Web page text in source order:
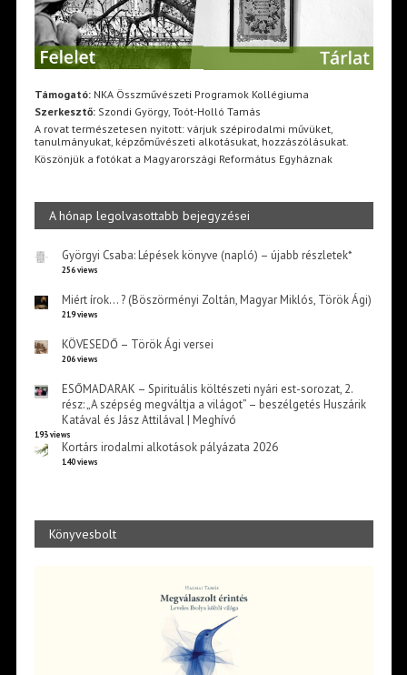
Támogató:NKA Összművészeti Programok Kollégiuma
Szerkesztő:Szondi György, Toót-Holló Tamás
A rovat természetesen nyitott: várjuk szépirodalmi művüket,
tanulmányukat, képzőművészeti alkotásukat, hozzászólásukat.
Köszönjük a fotókat a Magyarországi Református Egyháznak
A hónap legolvasottabb bejegyzései
Györgyi Csaba: Lépések könyve (napló) – újabb részletek*
256 views
Miért írok… ? (Böszörményi Zoltán, Magyar Miklós, Török Ági)
219 views
KÖVESEDŐ – Török Ági versei
206 views
ESŐMADARAK – Spirituális költészeti nyári est-sorozat, 2.
rész: „A szépség megváltja a világot” – beszélgetés Huszárik
Katával és Jász Attilával | Meghívó
193 views
Kortárs irodalmi alkotások pályázata 2026
140 views
Könyvesbolt